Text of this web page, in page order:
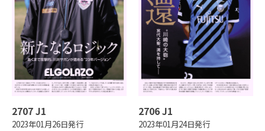
2707 J1
2023年01月26日発行
2706 J1
2023年01月24日発行